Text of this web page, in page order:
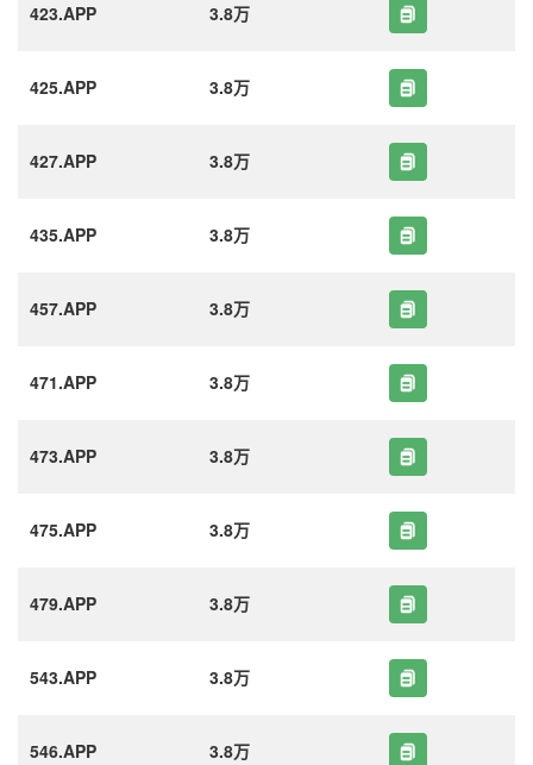
423.APP 3.8万
425.APP 3.8万
427.APP 3.8万
435.APP 3.8万
457.APP 3.8万
471.APP 3.8万
473.APP 3.8万
475.APP 3.8万
479.APP 3.8万
543.APP 3.8万
546.APP 3.8万